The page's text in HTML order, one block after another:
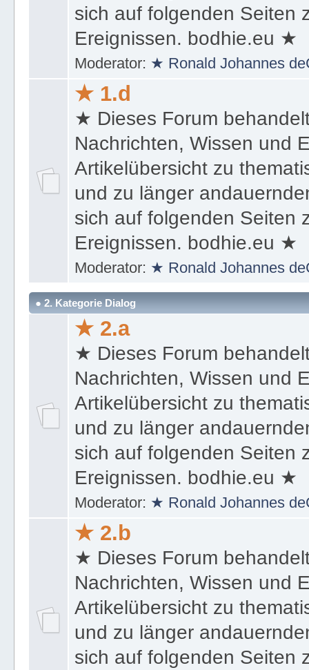
sich auf folgenden Seiten
Ereignissen. bodhie.eu ★
Moderator: ★ Ronald Johannes
★ 1.d
★ Dieses Forum
Nachrichten, Wissen und
Artikelübersicht zu
und zu länger
sich auf folgenden Seiten
Ereignissen. bodhie.eu ★
Moderator: ★ Ronald Johannes
● 2. Kategorie Dialog
★ 2.a
★ Dieses Forum
Nachrichten, Wissen und
Artikelübersicht zu
und zu länger
sich auf folgenden Seiten
Ereignissen. bodhie.eu ★
Moderator: ★ Ronald Johannes
★ 2.b
★ Dieses Forum
Nachrichten, Wissen und
Artikelübersicht zu
und zu länger
sich auf folgenden Seiten